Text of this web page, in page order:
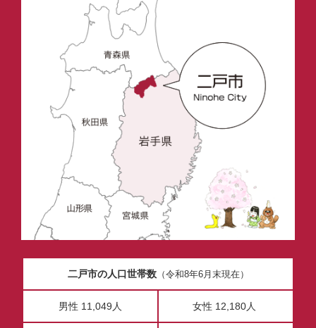
二戸市の人口世帯数（令和8年6月末現在）
男性 11,049人 女性 12,180人